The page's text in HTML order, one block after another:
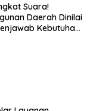
Suara!
Daerah Dinilai
Kebutuhan